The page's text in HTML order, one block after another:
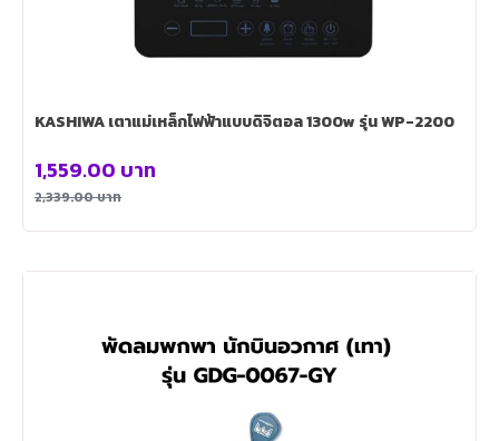
KASHIWA เตาแม่เหล็กไฟฟ้าแบบดิจิตอล 1300w รุ่น WP-2200
2,339.00บาท
1,559.00 บาท